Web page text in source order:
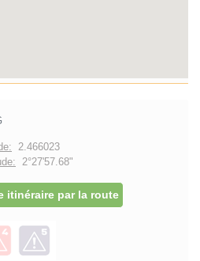
2.466023
2°27'57.68"
itinéraire par la route